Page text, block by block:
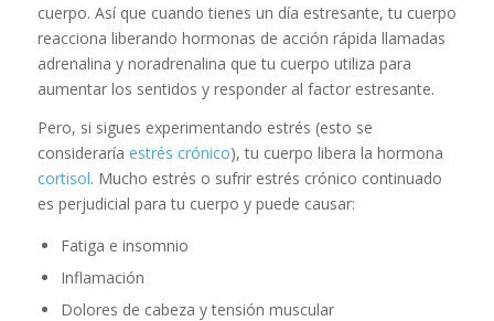
cuerpo. Así que cuando tienes un día estresante, tu cuerpo
reacciona liberando hormonas de acción rápida llamadas
adrenalina y noradrenalina que tu cuerpo utiliza para
aumentar los sentidos y responder al factor estresante.
Pero, si sigues experimentando estrés (esto se
consideraría estrés crónico), tu cuerpo libera la hormona
cortisol. Mucho estrés o sufrir estrés crónico continuado
es perjudicial para tu cuerpo y puede causar:
Fatiga e insomnio
Inflamación
Dolores de cabeza y tensión muscular